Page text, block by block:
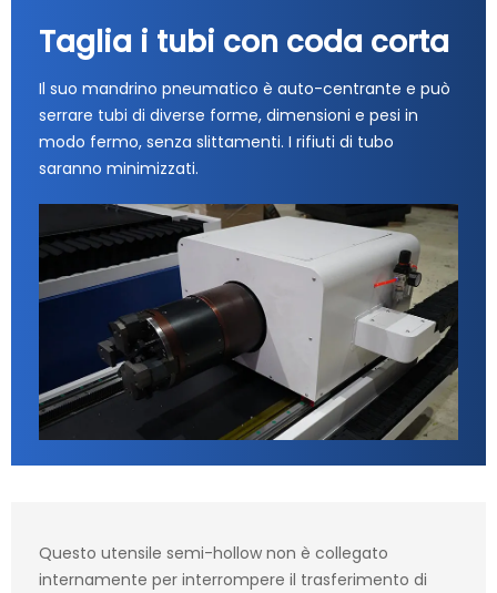
Taglia i tubi con coda corta
Il suo mandrino pneumatico è auto-centrante e può
serrare tubi di diverse forme, dimensioni e pesi in
modo fermo, senza slittamenti. I rifiuti di tubo
saranno minimizzati.
Questo utensile semi-hollow non è collegato
internamente per interrompere il trasferimento di